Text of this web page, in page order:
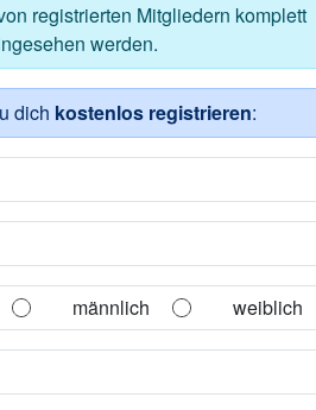
registrierten Mitgliedern komplett
werden.
dich kostenlos registrieren:
männlich weiblich